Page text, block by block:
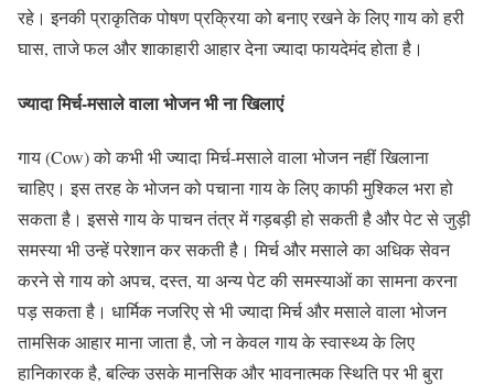
रहे। इनकी प्राकृतिक पोषण प्रक्रिया को बनाए रखने के लिए गाय को हरी
घास, ताजे फल और शाकाहारी आहार देना ज्यादा फायदेमंद होता है।
ज्यादा मिर्च-मसाले वाला भोजन भी ना खिलाएं
गाय (Cow) को कभी भी ज्यादा मिर्च-मसाले वाला भोजन नहीं खिलाना
चाहिए। इस तरह के भोजन को पचाना गाय के लिए काफी मुश्किल भरा हो
सकता है। इससे गाय के पाचन तंत्र में गड़बड़ी हो सकती है और पेट से जुड़ी
समस्या भी उन्हें परेशान कर सकती है। मिर्च और मसाले का अधिक सेवन
करने से गाय को अपच, दस्त, या अन्य पेट की समस्याओं का सामना करना
पड़ सकता है। धार्मिक नजरिए से भी ज्यादा मिर्च और मसाले वाला भोजन
तामसिक आहार माना जाता है, जो न केवल गाय के स्वास्थ्य के लिए
हानिकारक है, बल्कि उसके मानसिक और भावनात्मक स्थिति पर भी बुरा